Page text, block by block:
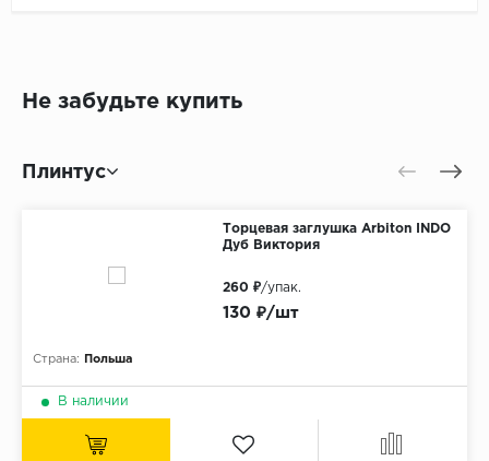
Не забудьте купить
Плинтус
Торцевая заглушка Arbiton INDO
Дуб Виктория
Страна: Польша
130 ₽/шт
260 ₽/упак.
В наличии